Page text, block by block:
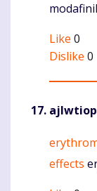
Like 0
Dislike 0
ajlwtiop
effects